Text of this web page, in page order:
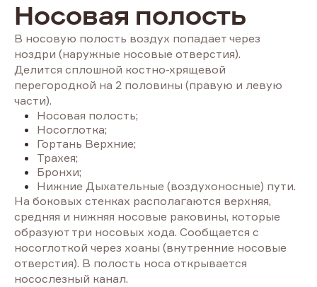
Носовая полость
В носовую полость воздух попадает через
ноздри (наружные носовые отверстия).
Делится сплошной костно-хрящевой
перегородкой на 2 половины (правую и левую
части).
Носовая полость;
Носоглотка;
Гортань Верхние;
Трахея;
Бронхи;
Нижние Дыхательные (воздухоносные) пути.
На боковых стенках располагаются верхняя,
средняя и нижняя носовые раковины, которые
образуют три носовых хода. Сообщается с
носоглоткой через хоаны (внутренние носовые
отверстия). В полость носа открывается
носослезный канал.